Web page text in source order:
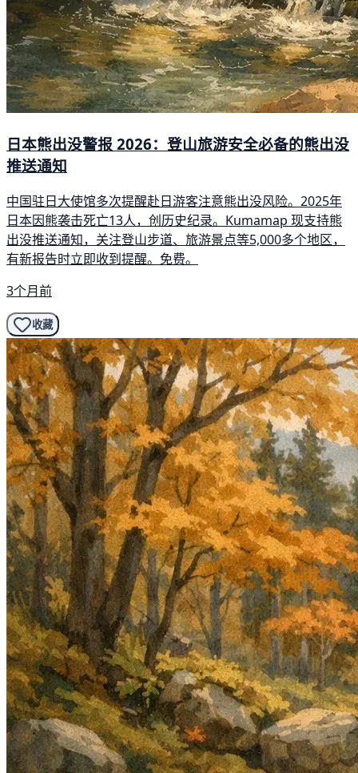
日本熊出没警报 2026：登山旅游安全必备的熊出没
推送通知
中国驻日大使馆多次提醒赴日游客注意熊出没风险。2025年
日本因熊袭击死亡13人，创历史纪录。Kumamap 现支持熊
出没推送通知，关注登山步道、旅游景点等5,000多个地区，
有新报告时立即收到提醒。免费。
3个月前
收藏